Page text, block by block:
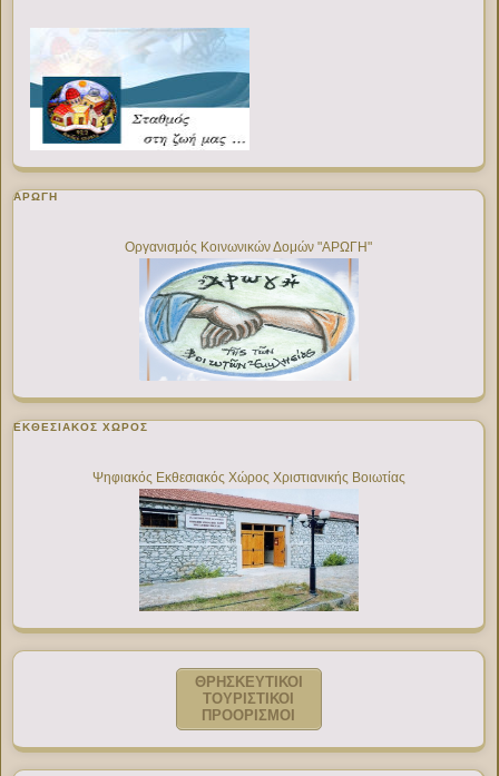
ΑΡΩΓΗ
Οργανισμός Κοινωνικών Δομών "ΑΡΩΓΗ"
ΕΚΘΕΣΙΑΚΌΣ ΧΏΡΟΣ
Ψηφιακός Εκθεσιακός Χώρος Χριστιανικής Βοιωτίας
ΘΡΗΣΚΕΥΤΙΚΟΙ
ΤΟΥΡΙΣΤΙΚΟΙ
ΠΡΟΟΡΙΣΜΟΙ